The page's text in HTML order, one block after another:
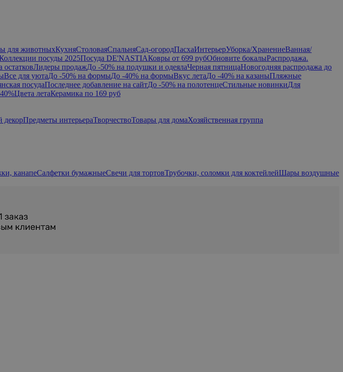
для животныхКухняСтоловаяСпальняСад-огородПасхаИнтерьерУборка/ХранениеВанная/
посуды 2025Посуда DE'NASTIAКовры от 699 рубОбновите бокалыРаспродажа.
остатковЛидеры продажДо -50% на подушки и одеялаЧерная пятницаНовогодняя распродажа до
Все для уютаДо -50% на формыДо -40% на формыВкус летаДо -40% на казаныПляжные
посудаПоследнее добавление на сайтДо -50% на полотенцеСтильные новинкиДля
Цвета летаКерамика по 169 руб
декорПредметы интерьераТворчествоТовары для домаХозяйственная группа
канапеСалфетки бумажныеСвечи для тортовТрубочки, соломки для коктейлейШары воздушные